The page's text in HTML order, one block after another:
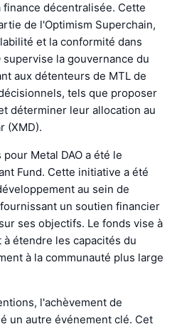
décentralisée. Cette
de l'Optimism Superchain,
et la conformité dans
supervise la gouvernance du
aux détenteurs de MTL de
tels que proposer
déterminer leur allocation au
(XMD).
Metal DAO a été le
Fund. Cette initiative a été
au sein de
un soutien financier
ses objectifs. Le fonds vise à
étendre les capacités du
à la communauté plus large
l'achèvement de
un autre événement clé. Cet